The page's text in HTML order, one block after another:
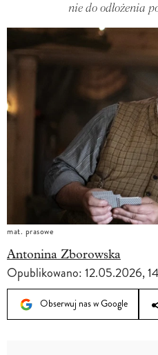
nie do odłożenia
mat. prasowe
Antonina Zborowska
Opublikowano:12.05.2026,
Obserwuj nas w Google